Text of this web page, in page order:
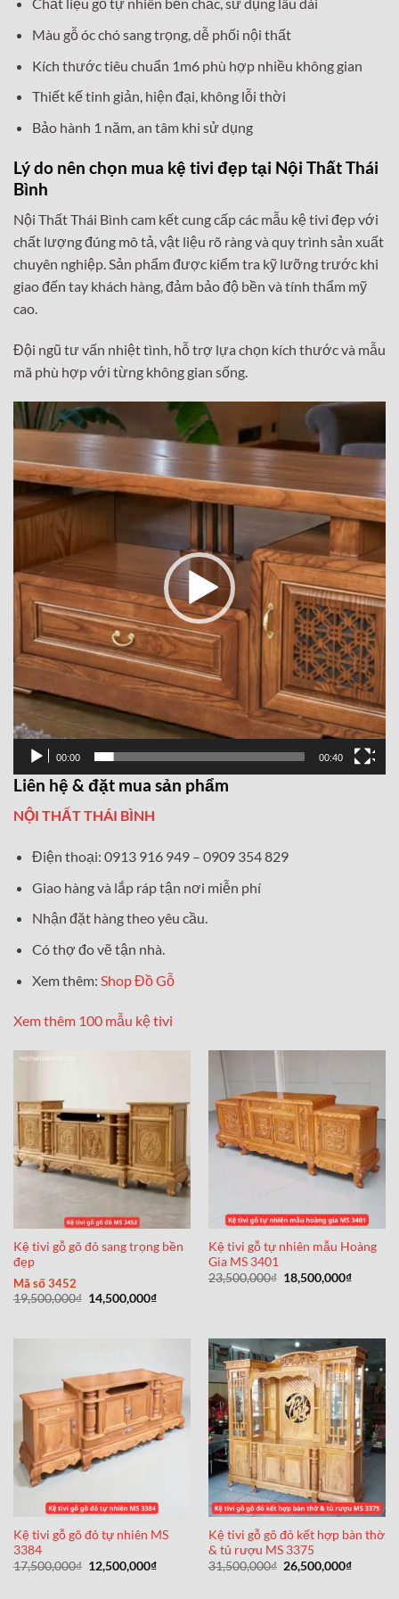
Chất liệu gỗ tự nhiên bền chắc, sử dụng lâu dài
Màu gỗ óc chó sang trọng, dễ phối nội thất
Kích thước tiêu chuẩn 1m6 phù hợp nhiều không gian
Thiết kế tinh giản, hiện đại, không lỗi thời
Bảo hành 1 năm, an tâm khi sử dụng
Lý do nên chọn mua kệ tivi đẹp tại Nội Thất Thái
Bình
Nội Thất Thái Bình cam kết cung cấp các mẫu kệ tivi đẹp với
chất lượng đúng mô tả, vật liệu rõ ràng và quy trình sản xuất
chuyên nghiệp. Sản phẩm được kiểm tra kỹ lưỡng trước khi
giao đến tay khách hàng, đảm bảo độ bền và tính thẩm mỹ
cao.
Đội ngũ tư vấn nhiệt tình, hỗ trợ lựa chọn kích thước và mẫu
mã phù hợp với từng không gian sống.
Trình
chơi
Video
00:00 00:40
Liên hệ & đặt mua sản phẩm
NỘI THẤT THÁI BÌNH
Điện thoại: 0913 916 949 – 0909 354 829
Giao hàng và lắp ráp tận nơi miễn phí
Nhận đặt hàng theo yêu cầu.
Có thợ đo vẽ tận nhà.
Xem thêm: Shop Đồ Gỗ
Xem thêm 100 mẫu kệ tivi
Kệ tivi gỗ gõ đỏ sang trọng bền
đẹp
Mã số 3452
19,500,000₫ Giá
gốc
14,500,000₫Giá
14,500,000₫.
Kệ tivi gỗ tự nhiên mẫu Hoàng
Gia MS 3401
23,500,000₫ Giá
gốc
18,500,000₫Giá
Kệ tivi gỗ gõ đỏ tự nhiên MS
3384
17,500,000₫ Giá
gốc
12,500,000₫Giá
Kệ tivi gỗ gõ đỏ kết hợp bàn thờ
& tủ rượu MS 3375
31,500,000₫ Giá
gốc
26,500,000₫Giá